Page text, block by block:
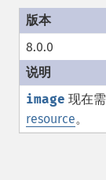
8.0.0
image 现在
resource。